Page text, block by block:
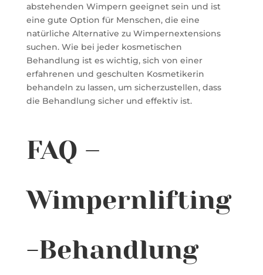
abstehenden Wimpern geeignet sein und ist
eine gute Option für Menschen, die eine
natürliche Alternative zu Wimpernextensions
suchen. Wie bei jeder kosmetischen
Behandlung ist es wichtig, sich von einer
erfahrenen und geschulten Kosmetikerin
behandeln zu lassen, um sicherzustellen, dass
die Behandlung sicher und effektiv ist.
FAQ –
Wimpernlifting
-Behandlung